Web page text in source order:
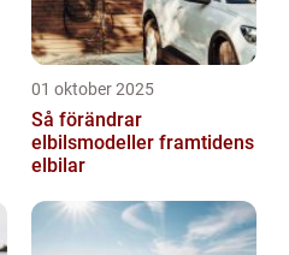
01 oktober 2025
Så förändrar
elbilsmodeller framtidens
elbilar